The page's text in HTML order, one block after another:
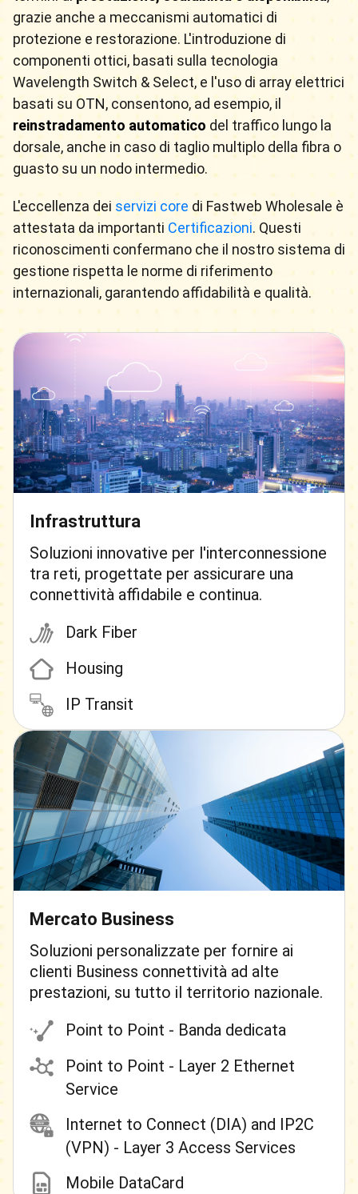
grazie anche a meccanismi automatici di
protezione e restorazione. L'introduzione di
componenti ottici, basati sulla tecnologia
Wavelength Switch & Select, e l'uso di array elettrici
basati su OTN, consentono, ad esempio, il
reinstradamento automatico del traffico lungo la
dorsale, anche in caso di taglio multiplo della fibra o
guasto su un nodo intermedio.
L'eccellenza dei servizi core di Fastweb Wholesale è
attestata da importanti Certificazioni. Questi
riconoscimenti confermano che il nostro sistema di
gestione rispetta le norme di riferimento
internazionali, garantendo affidabilità e qualità.
Infrastruttura
Soluzioni innovative per l'interconnessione
tra reti, progettate per assicurare una
connettività affidabile e continua.
Dark Fiber
Housing
IP Transit
Mercato Business
Soluzioni personalizzate per fornire ai
clienti Business connettività ad alte
prestazioni, su tutto il territorio nazionale.
Point to Point - Banda dedicata
Point to Point - Layer 2 Ethernet
Service
Internet to Connect (DIA) and IP2C
(VPN) - Layer 3 Access Services
Mobile DataCard